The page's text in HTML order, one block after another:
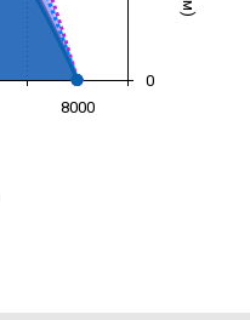
8000
0